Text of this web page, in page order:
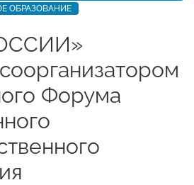
ОБРАЗОВАНИЕ
Форума